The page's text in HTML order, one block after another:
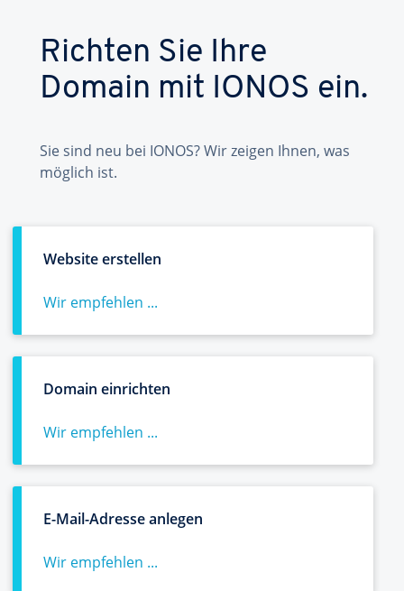
Richten Sie Ihre
Domain mit IONOS ein.
Sie sind neu bei IONOS? Wir zeigen Ihnen, was
möglich ist.
Website erstellen
Wir empfehlen ...
Domain einrichten
Wir empfehlen ...
E-Mail-Adresse anlegen
Wir empfehlen ...